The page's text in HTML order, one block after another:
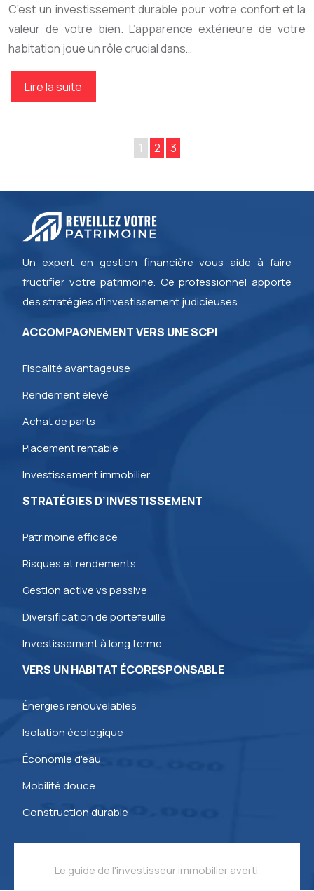
C’est un investissement durable pour votre confort et la
valeur de votre bien. L’apparence extérieure de votre
habitation joue un rôle crucial dans…
Lire la suite
1 2 3
Un expert en gestion financière vous aide à faire
fructifier votre patrimoine. Ce professionnel apporte
des stratégies d’investissement judicieuses.
ACCOMPAGNEMENT VERS UNE SCPI
Fiscalité avantageuse
Rendement élevé
Achat de parts
Placement rentable
Investissement immobilier
STRATÉGIES D’INVESTISSEMENT
Patrimoine efficace
Risques et rendements
Gestion active vs passive
Diversification de portefeuille
Investissement à long terme
VERS UN HABITAT ÉCORESPONSABLE
Énergies renouvelables
Isolation écologique
Économie d'eau
Mobilité douce
Construction durable
Le guide de l'investisseur immobilier averti.